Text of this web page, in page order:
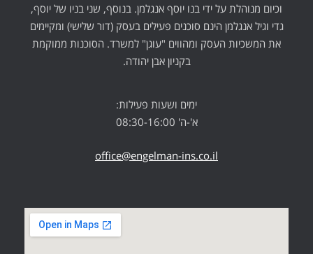
וכיום מנוהלת על ידי בנו יוסף אנגלמן. בנוסף, שני בניו של יוסף,
גדי וגיל אנגלמן הינם סוכנים פעילים בעסק (דור שלישי) ומקיימים
את המשכיות העסק ומהווים "עוגן" למשרד. הסוכנות ממוקמת
בקניון אבן יהודה.
ימים ושעות פעילות:
א'-ה' 08:30-16:00
office@engelman-ins.co.il